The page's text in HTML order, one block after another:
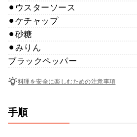
⚫︎ウスターソース
⚫︎ケチャップ
⚫︎砂糖
⚫︎みりん
ブラックペッパー
料理を安全に楽しむための注意事項
手順